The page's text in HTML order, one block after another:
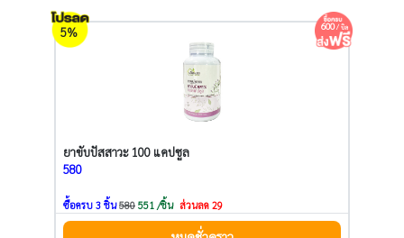
5% 600/ บิล
ยาขับปัสสาวะ 100 แคปซูล
580
ซื้อครบ 3 ชิ้น580 551 /ชิ้น ส่วนลด 29